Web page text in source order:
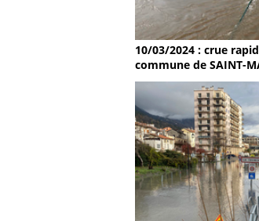
10/03/2024 : crue
commune de SAINT-